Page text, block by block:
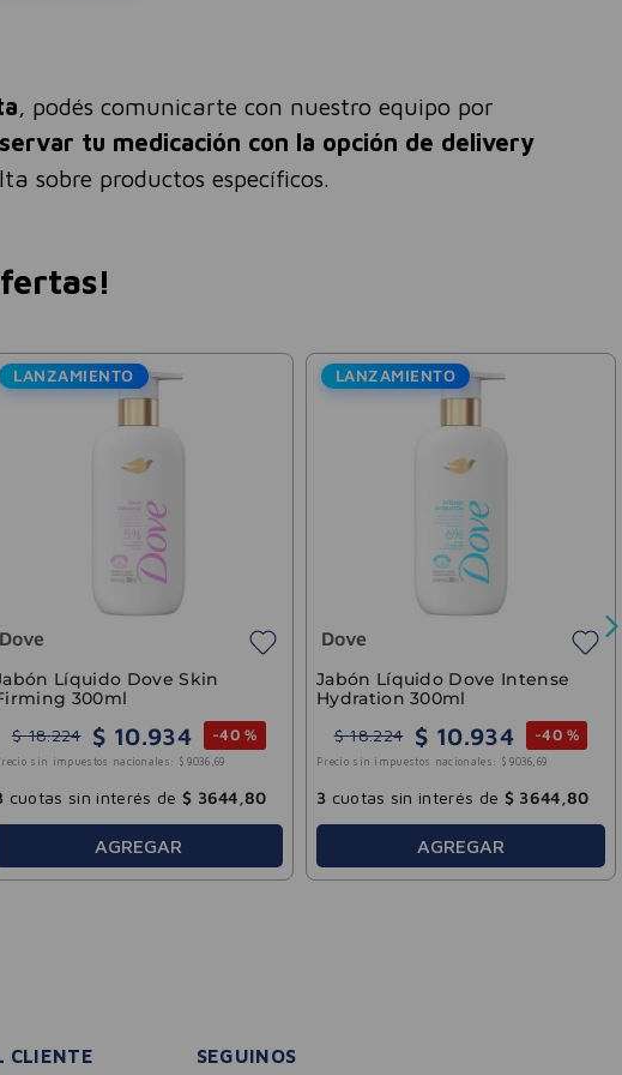
, podés comunicarte con nuestro equipo por
tu medicación con la opción de delivery
sobre productos específicos.
LANZAMIENTO
Dove
Líquido Dove Skin
300ml
$ 18.224 $ 10.934 -40 %
sin impuestos nacionales: $ 9036 ,69
cuotas sin interés de $ 3644 ,80
AGREGAR
LANZAMIENTO
Dove
Jabón Líquido Dove Intense
Hydration 300ml
$ 18.224 $ 10.934 -40 %
Precio sin impuestos nacionales: $ 9036, 69
3 cuotas sin interés de $ 3644 80
AGREGAR
CLIENTE SEGUINOS